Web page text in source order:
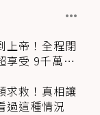
上帝！全程閉
享受 9千萬人
求救！真相讓
過這種情況